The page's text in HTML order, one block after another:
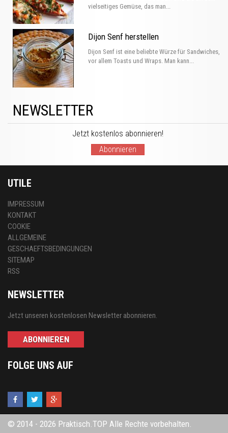
vielseitiges Gemüse, das man...
Dijon Senf herstellen
Dijon Senf ist eine beliebte Würze für Sandwiches,
vor allem Toasts und Wraps. Man kann...
NEWSLETTER
Jetzt kostenlos abonnieren!
Abonnieren
UTILE
IMPRESSUM
KONTAKT
COOKIE
ALLGEMEINE
GESCHAEFTSBEDINGUNGEN
SITEMAP
RSS
NEWSLETTER
Jetzt unseren kostenlosen Newsletter abonnieren.
ABONNIEREN
FOLGE UNS AUF
© 2014 - 2026 Praktisch.TOP Alle Rechte vorbehalten.